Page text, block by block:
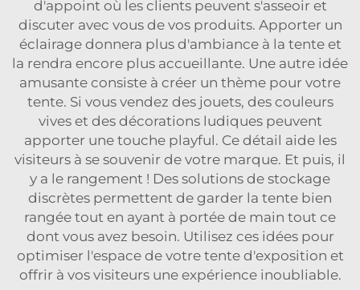
d'appoint où les clients peuvent s'asseoir et
discuter avec vous de vos produits. Apporter un
éclairage donnera plus d'ambiance à la tente et
la rendra encore plus accueillante. Une autre idée
amusante consiste à créer un thème pour votre
tente. Si vous vendez des jouets, des couleurs
vives et des décorations ludiques peuvent
apporter une touche playful. Ce détail aide les
visiteurs à se souvenir de votre marque. Et puis, il
y a le rangement ! Des solutions de stockage
discrètes permettent de garder la tente bien
rangée tout en ayant à portée de main tout ce
dont vous avez besoin. Utilisez ces idées pour
optimiser l'espace de votre tente d'exposition et
offrir à vos visiteurs une expérience inoubliable.